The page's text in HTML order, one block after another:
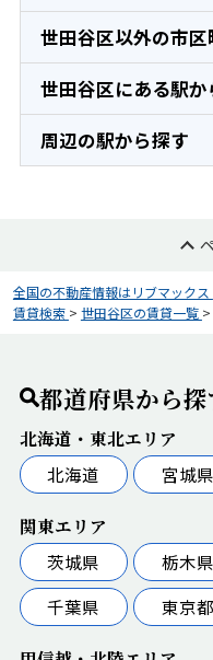
世田谷区以外の市
世田谷区にある駅か
周辺の駅から探す
全国の不動産情報はリブマックス
賃貸検索 > 世田谷区の賃貸一覧 >
都道府県から探
北海道・東北エリア
北海道
宮城県
関東エリア
茨城県
栃木県
千葉県
東京都